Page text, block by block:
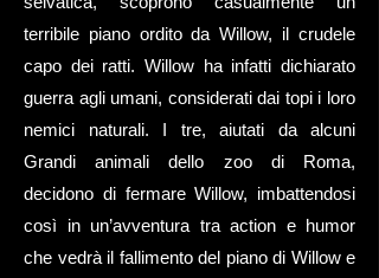
terribile piano ordito da Willow, il crudele
capo dei ratti. Willow ha infatti dichiarato
guerra agli umani, considerati dai topi i loro
nemici naturali. I tre, aiutati da alcuni
Grandi animali dello zoo di Roma,
decidono di fermare Willow, imbattendosi
così in un’avventura tra action e humor
che vedrà il fallimento del piano di Willow e